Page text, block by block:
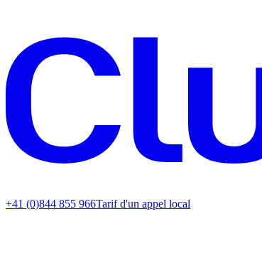
+41 (0)844 855 966Tarif d'un appel local